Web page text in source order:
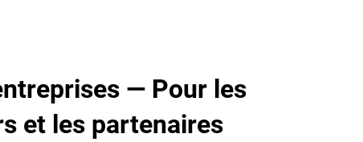
— Pour les
et les partenaires